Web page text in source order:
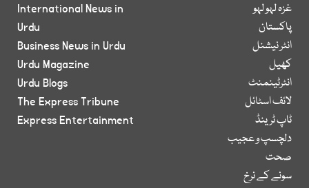
غزہ لہو لہو
پاکستان
انٹر نیشنل
کھیل
انٹرٹینمنٹ
لائف اسٹائل
ٹاپ ٹرینڈ
دلچسپ و عجیب
صحت
سونے کے نرخ
International News in
Urdu
Business News in Urdu
Urdu Magazine
Urdu Blogs
The Express Tribune
Express Entertainment